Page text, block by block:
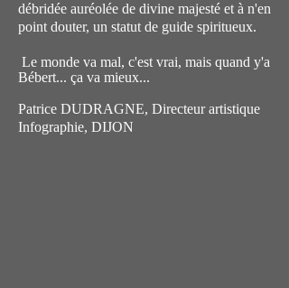
débridée auréolée de divine majesté et à n'en
point douter, un statut de guide spiritueux.
Le monde va mal, c'est vrai, mais quand y'a
Bébert... ça va mieux...
Patrice DUDRAGNE, Directeur artistique
Infographie, DIJON